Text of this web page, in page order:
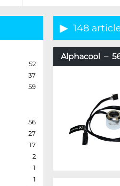
52
37
59
56
27
17
2
1
1
148
Alphacool –